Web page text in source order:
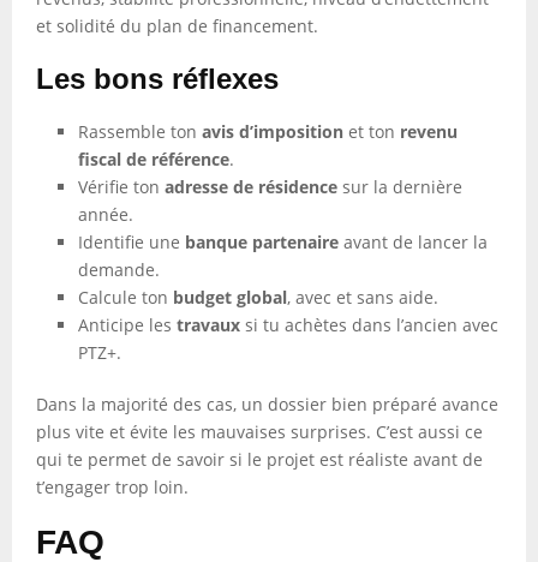
et solidité du plan de financement.
Les bons réflexes
Rassemble ton avis d’imposition et ton revenu
fiscal de référence.
Vérifie ton adresse de résidence sur la dernière
année.
Identifie une banque partenaire avant de lancer la
demande.
Calcule ton budget global, avec et sans aide.
Anticipe les travaux si tu achètes dans l’ancien avec
PTZ+.
Dans la majorité des cas, un dossier bien préparé avance
plus vite et évite les mauvaises surprises. C’est aussi ce
qui te permet de savoir si le projet est réaliste avant de
t’engager trop loin.
FAQ